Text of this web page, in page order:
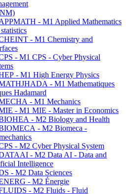
- M1 Applied Mathematics
- M1 Chemistry and
- M1 CPS - Cyber Physical
- M1 High Energy Physics
- M1 Mathematiques
Hadamard
- M1 Mechanics
- M1 MIE - Master in Economics
- M2 Biology and Health
- M2 Biomeca -
- M2 Cyber Physical System
- M2 Data AI - Data and
Intelligence
- M2 Data Sciences
- M2 Énergie
- M2 Fluids - Fluid